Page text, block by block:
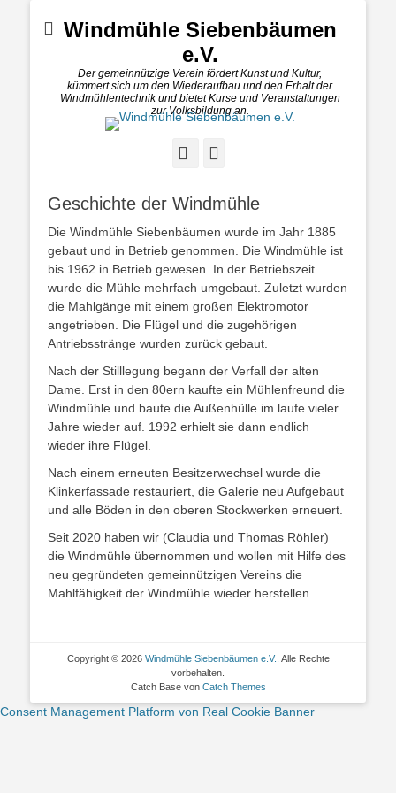
Windmühle Siebenbäumen
e.V.
Der gemeinnützige Verein fördert Kunst und Kultur,
kümmert sich um den Wiederaufbau und den Erhalt der
Windmühlentechnik und bietet Kurse und Veranstaltungen
zur Volksbildung an.
Geschichte der Windmühle
Die Windmühle Siebenbäumen wurde im Jahr 1885
gebaut und in Betrieb genommen. Die Windmühle ist
bis 1962 in Betrieb gewesen. In der Betriebszeit
wurde die Mühle mehrfach umgebaut. Zuletzt wurden
die Mahlgänge mit einem großen Elektromotor
angetrieben. Die Flügel und die zugehörigen
Antriebsstränge wurden zurück gebaut.
Nach der Stilllegung begann der Verfall der alten
Dame. Erst in den 80ern kaufte ein Mühlenfreund die
Windmühle und baute die Außenhülle im laufe vieler
Jahre wieder auf. 1992 erhielt sie dann endlich
wieder ihre Flügel.
Nach einem erneuten Besitzerwechsel wurde die
Klinkerfassade restauriert, die Galerie neu Aufgebaut
und alle Böden in den oberen Stockwerken erneuert.
Seit 2020 haben wir (Claudia und Thomas Röhler)
die Windmühle übernommen und wollen mit Hilfe des
neu gegründeten gemeinnützigen Vereins die
Mahlfähigkeit der Windmühle wieder herstellen.
Copyright © 2026 Windmühle Siebenbäumen e.V. . Alle Rechte
vorbehalten.
Catch Base von Catch Themes
Consent Management Platform von Real Cookie Banner